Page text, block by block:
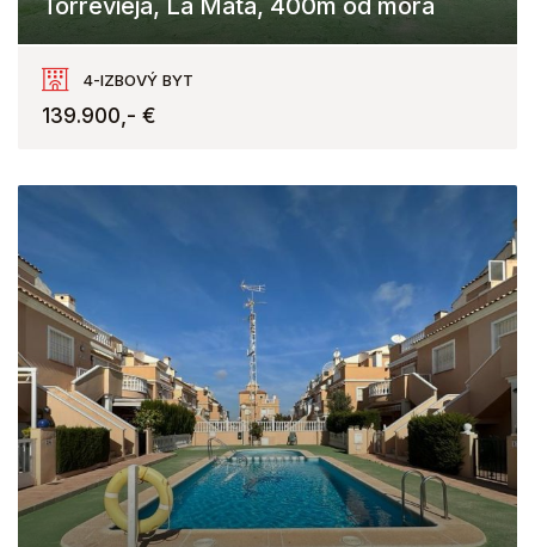
Torrevieja, La Mata, 400m od mora
La Mata, Torrevieja
4-IZBOVÝ BYT
139.900,- €